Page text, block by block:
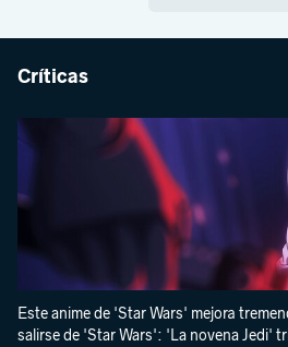
Críticas
Este anime de 'Star Wars' mejora
salirse de 'Star Wars': 'La novena Jedi'